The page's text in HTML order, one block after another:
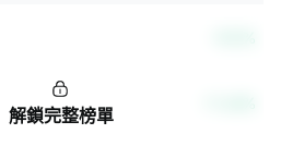
解鎖完整榜單